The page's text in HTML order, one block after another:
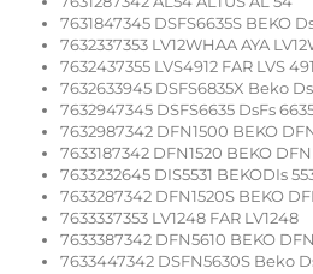
7631847345 DSFS6635S BEKO
7632337353 LV12WHAA AYA
7632437355 LVS4912 FAR LVS
7632633945 DSFS6835X Beko
7632947345 DSFS6635 DsFs
7632987342 DFN1500 BEKO
7633187342 DFN1520 BEKO DFN
7633232645 DIS5531 BEKODIs
7633287342 DFN1520S BEKO
7633337353 LV1248 FAR LV1248
7633387342 DFN5610 BEKO
7633447342 DSFN5630S Beko